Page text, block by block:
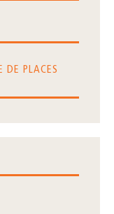
DE PLACES